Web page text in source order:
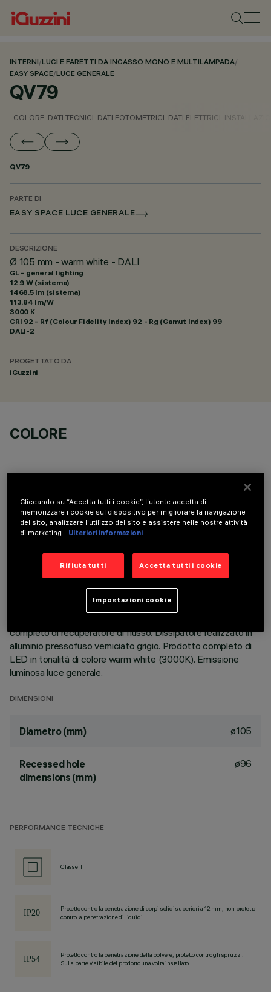
INTERNI/LUCI E FARETTI DA INCASSO MONO E MULTILAMPADA/
EASY SPACE/LUCE GENERALE
QV79
COLORE DATI TECNICI DATI FOTOMETRICI DATI ELETTRICI
QV79
PARTE DI
EASY SPACE LUCE GENERALE
DESCRIZIONE
Ø 105 mm - warm white - DALI
GL - general lighting
12.9 W (sistema)
1468.5 lm (sistema)
113.84 lm/W
3000 K
CRI 92 - Rf (Colour Fidelity Index) 92 - Rg (Gamut Index) 99
DALI-2
PROGETTATO DA
iGuzzini
COLORE
DATI TECNICI
ULTIMO AGGIORNAMENTO: 06/08/2026
Apparecchio rotondo fisso finalizzato all'utilizzo di sorgente
LED con tecnologia C.o.B. Versione con falda per installazione
completo di recuperatore di flusso. Dissipatore realizzato in
alluminio pressofuso verniciato grigio. Prodotto completo di
LED in tonalità di colore warm white (3000K). Emissione
luminosa luce generale.
DIMENSIONI
Diametro (mm) ø105
Recessed hole
dimensions (mm)
ø96
PERFORMANCE TECNICHE
Classe II
Protetto contro la penetrazione di corpi solidi superiori a 12 mm, non protetto
contro la penetrazione di liquidi.
Protetto contro la penetrazione della polvere, protetto contro gli spruzzi.
Sulla parte visibile del prodotto una volta installato
Cliccando su “Accetta tutti i cookie”, l'utente accetta di
memorizzare i cookie sul dispositivo per migliorare la navigazione
del sito, analizzare l'utilizzo del sito e assistere nelle nostre attività
di marketing.
Ulteriori informazioni
Rifiuta tutti Accetta tutti i cookie
Impostazioni cookie